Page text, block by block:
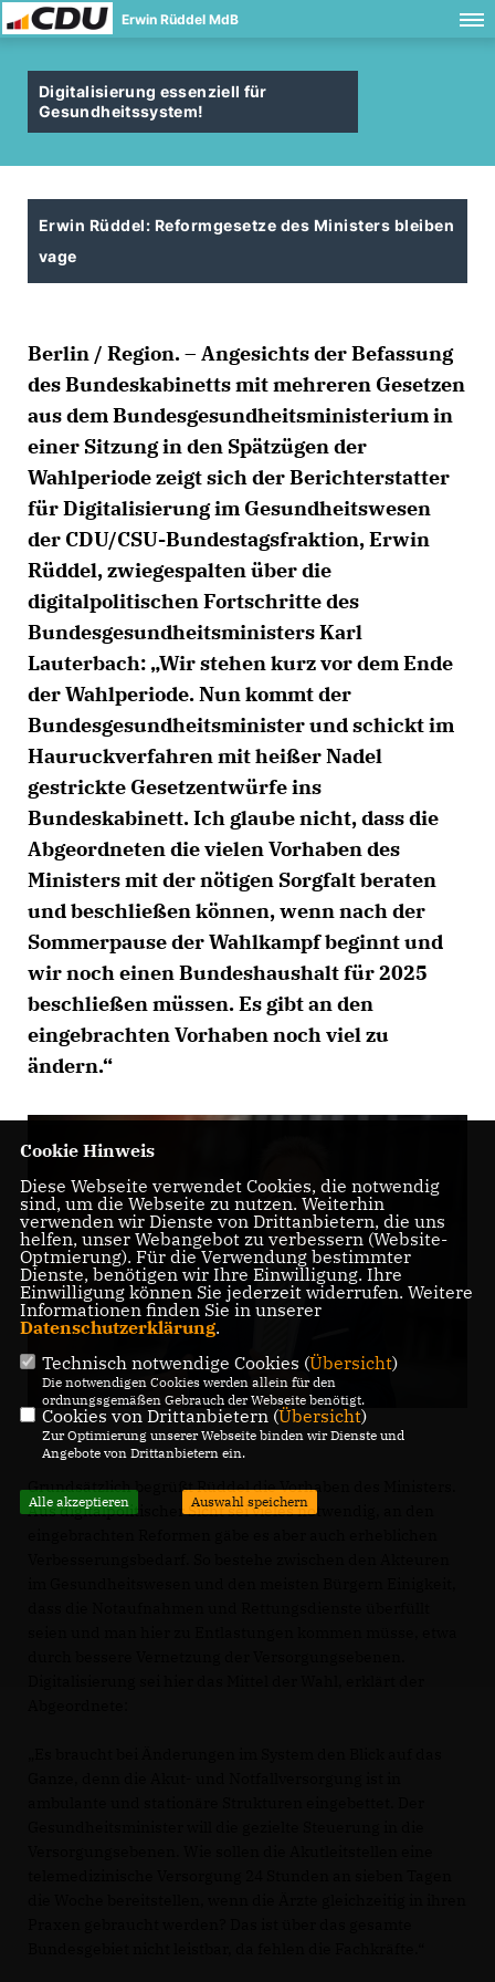
Erwin Rüddel MdB
Digitalisierung essenziell für
Gesundheitssystem!
Erwin Rüddel: Reformgesetze des Ministers bleiben
vage
Berlin / Region. – Angesichts der Befassung
des Bundeskabinetts mit mehreren Gesetzen
aus dem Bundesgesundheitsministerium in
einer Sitzung in den Spätzügen der
Wahlperiode zeigt sich der Berichterstatter
für Digitalisierung im Gesundheitswesen
der CDU/CSU-Bundestagsfraktion, Erwin
Rüddel, zwiegespalten über die
digitalpolitischen Fortschritte des
Bundesgesundheitsministers Karl
Lauterbach: „Wir stehen kurz vor dem Ende
der Wahlperiode. Nun kommt der
Bundesgesundheitsminister und schickt im
Hauruckverfahren mit heißer Nadel
gestrickte Gesetzentwürfe ins
Bundeskabinett. Ich glaube nicht, dass die
Abgeordneten die vielen Vorhaben des
Ministers mit der nötigen Sorgfalt beraten
und beschließen können, wenn nach der
Sommerpause der Wahlkampf beginnt und
wir noch einen Bundeshaushalt für 2025
beschließen müssen. Es gibt an den
eingebrachten Vorhaben noch viel zu
ändern.“
Grundsätzlich begrüßt Rüddel die Vorhaben des Ministers.
Aus digitalpolitischer Sicht sei vieles notwendig, an den
Cookie Hinweis
Diese Webseite verwendet Cookies, die notwendig
sind, um die Webseite zu nutzen. Weiterhin
verwenden wir Dienste von Drittanbietern, die uns
helfen, unser Webangebot zu verbessern (Website-
Optmierung). Für die Verwendung bestimmter
Dienste, benötigen wir Ihre Einwilligung. Ihre
Einwilligung können Sie jederzeit widerrufen. Weitere
Informationen finden Sie in unserer
Datenschutzerklärung.
Technisch notwendige Cookies (Übersicht)
Die notwendigen Cookies werden allein für den
ordnungsgemäßen Gebrauch der Webseite benötigt.
Cookies von Drittanbietern (Übersicht)
Zur Optimierung unserer Webseite binden wir Dienste und
Angebote von Drittanbietern ein.
Alle akzeptieren Auswahl speichern